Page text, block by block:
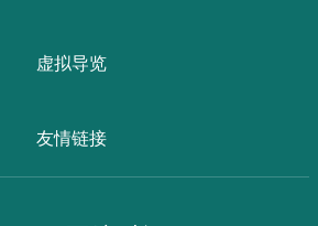
虚拟导览
友情链接